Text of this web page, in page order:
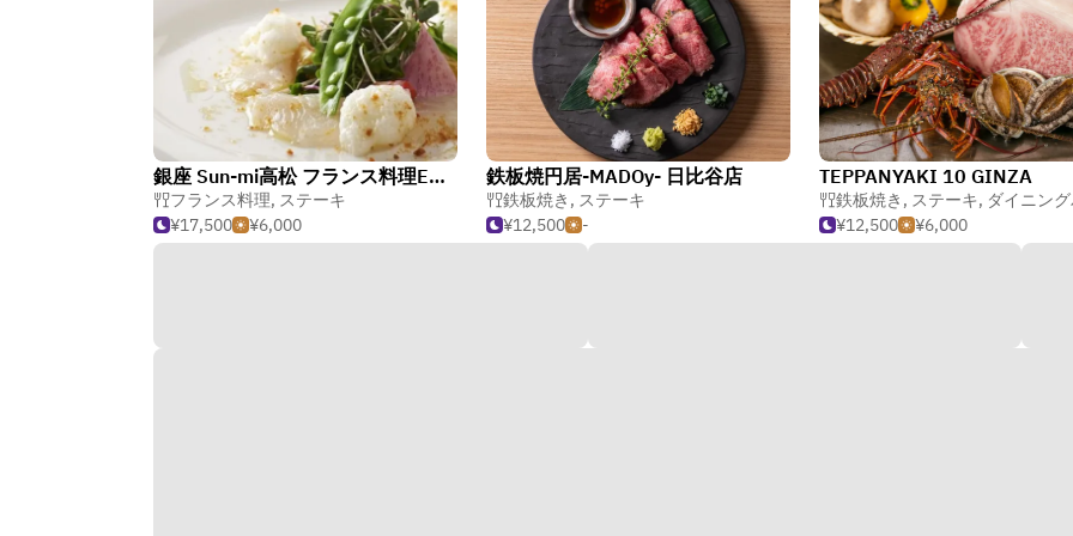
銀座 Sun‐mi高松 フランス料理EMU（エミュ）
フランス料理, ステーキ
¥17,500
¥6,000
鉄板焼円居-MADOy- 日比谷店
鉄板焼き , ステーキ
¥12,500
-
TEPPANYAKI 10 GINZA
鉄板焼き , ステーキ, ダイニングバー・ガ
¥12,500
¥6,000